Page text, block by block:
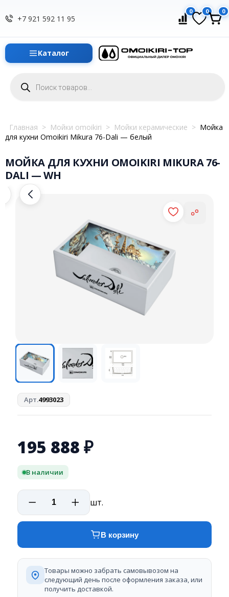
+7 921 592 11 95
0 0 0
Каталог
товаров
Главная > Мойки omoikiri > Мойки керамические > Мойка
для кухни Omoikiri Mikura 76-Dali — белый
МОЙКА ДЛЯ КУХНИ OMOIKIRI MIKURA 76-
DALI — WH
Арт.4993023
195 888 ₽
В наличии
шт.
В корзину
Товары можно забрать самовывозом на
следующий день после оформления заказа, или
получить доставкой.